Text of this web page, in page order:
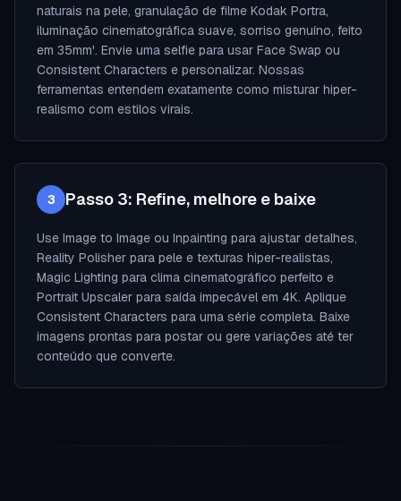
naturais na pele, granulação de filme Kodak Portra,
iluminação cinematográfica suave, sorriso genuíno, feito
em 35mm'. Envie uma selfie para usar Face Swap ou
Consistent Characters e personalizar. Nossas
ferramentas entendem exatamente como misturar hiper-
realismo com estilos virais.
3 Passo 3: Refine, melhore e baixe
Use Image to Image ou Inpainting para ajustar detalhes,
Reality Polisher para pele e texturas hiper-realistas,
Magic Lighting para clima cinematográfico perfeito e
Portrait Upscaler para saída impecável em 4K. Aplique
Consistent Characters para uma série completa. Baixe
imagens prontas para postar ou gere variações até ter
conteúdo que converte.